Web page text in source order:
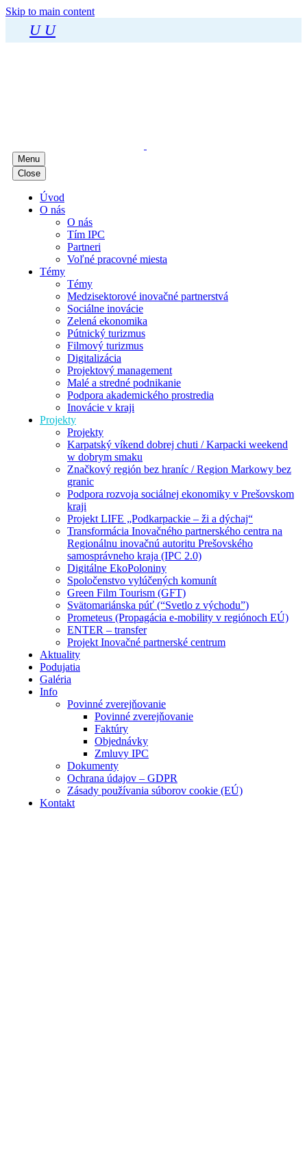
Skip to main content
U U
Menu
Close
Úvod
O nás
O nás
Tím IPC
Partneri
Voľné pracovné miesta
Témy
Témy
Medzisektorové inovačné partnerstvá
Sociálne inovácie
Zelená ekonomika
Pútnický turizmus
Filmový turizmus
Digitalizácia
Projektový management
Malé a stredné podnikanie
Podpora akademického prostredia
Inovácie v kraji
Projekty
Projekty
Karpatský víkend dobrej chuti / Karpacki weekend
w dobrym smaku
Značkový región bez hraníc / Region Markowy bez
granic
Podpora rozvoja sociálnej ekonomiky v Prešovskom
kraji
Projekt LIFE „Podkarpackie – ži a dýchaj“
Transformácia Inovačného partnerského centra na
Regionálnu inovačnú autoritu Prešovského
samosprávneho kraja (IPC 2.0)
Digitálne EkoPoloniny
Spoločenstvo vylúčených komunít
Green Film Tourism (GFT)
Svätomariánska púť (“Svetlo z východu”)
Prometeus (Propagácia e-mobility v regiónoch EÚ)
ENTER – transfer
Projekt Inovačné partnerské centrum
Aktuality
Podujatia
Galéria
Info
Povinné zverejňovanie
Povinné zverejňovanie
Faktúry
Objednávky
Zmluvy IPC
Dokumenty
Ochrana údajov – GDPR
Zásady používania súborov cookie (EÚ)
Kontakt